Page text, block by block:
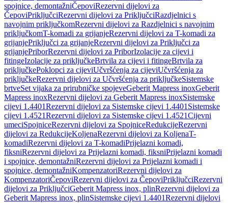
spojnice, demontažniČepoviRezervni dijelovi za
ČepoviPriključciRezervni dijelovi za PriključciRazdjelnici s
navojnim priključkomRezervni dijelovi za Razdjelnici s navojnim
priključkomT-komadi za grijanjeRezervni dijelovi za T-komadi za
grijanjePriključci za grijanjeRezervni dijelovi za Priključci za
grijanjePriborRezervni dijelovi za PriborIzolacije za cijevi i
fitingeIzolacije za priključkeBrtvila za cijevi i fitingeBrtvila za
priključkePoklopci za cijeviUčvršćenja za cijeviUčvršćenja za
priključkeRezervni dijelovi za Učvršćenja za priključkeSistemske
brtveSet vijaka za prirubničke spojeveGeberit Mapress inoxGeberit
Mapress inoxRezervni dijelovi za Geberit Mapress inoxSistemske
cijevi 1.4401Rezervni dijelovi za Sistemske cijevi 1.4401 Sistemske
cijevi 1.4521Rezervni dijelovi za Sistemske cijevi 1.4521Cijevni
umeciSpojniceRezervni dijelovi za SpojniceRedukcijeRezervni
dijelovi za RedukcijeKoljenaRezervni dijelovi za KoljenaT-
komadiRezervni dijelovi za T-komadiPrijelazni komadi,
fiksniRezervni dijelovi za Prijelazni komadi, fiksniPrijelazni komadi
i spojnice, demontažniRezervni dijelovi za Prijelazni komadi i
spojnice, demontažniKompenzatoriRezervni dijelovi za
KompenzatoriČepoviRezervni dijelovi za ČepoviPriključciRezervni
dijelovi za PriključciGeberit Mapress inox, plinRezervni dijelovi za
Geberit Mapress inox, plinSistemske cijevi 1.4401Rezervni dijelovi